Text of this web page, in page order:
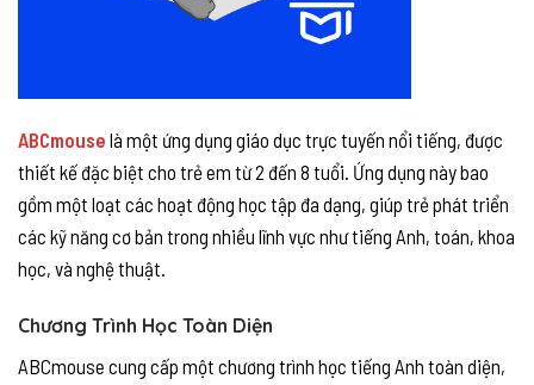
ABCmouse là một ứng dụng giáo dục trực tuyến nổi tiếng, được
thiết kế đặc biệt cho trẻ em từ 2 đến 8 tuổi. Ứng dụng này bao
gồm một loạt các hoạt động học tập đa dạng, giúp trẻ phát triển
các kỹ năng cơ bản trong nhiều lĩnh vực như tiếng Anh, toán, khoa
học, và nghệ thuật.
Chương Trình Học Toàn Diện
ABCmouse cung cấp một chương trình học tiếng Anh toàn diện,